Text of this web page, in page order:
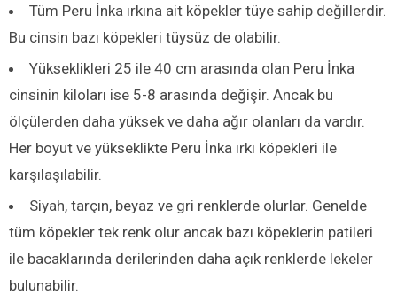
Tüm Peru İnka ırkına ait köpekler tüye sahip değillerdir.
Bu cinsin bazı köpekleri tüysüz de olabilir.
Yükseklikleri 25 ile 40 cm arasında olan Peru İnka
cinsinin kiloları ise 5-8 arasında değişir. Ancak bu
ölçülerden daha yüksek ve daha ağır olanları da vardır.
Her boyut ve yükseklikte Peru İnka ırkı köpekleri ile
karşılaşılabilir.
Siyah, tarçın, beyaz ve gri renklerde olurlar. Genelde
tüm köpekler tek renk olur ancak bazı köpeklerin patileri
ile bacaklarında derilerinden daha açık renklerde lekeler
bulunabilir.